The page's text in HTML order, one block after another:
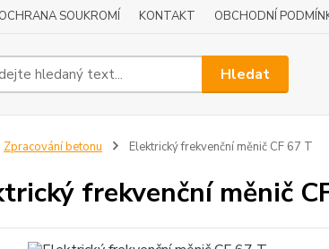
OCHRANA SOUKROMÍ KONTAKT OBCHODNÍ
Hledat
Zpracování betonu Elektrický frekvenční měnič CF 67 T
frekvenční měnič